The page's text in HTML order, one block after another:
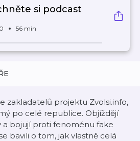
si podcast
56 min
zakladatelů projektu Zvolsi.info,
po celé republice. Objíždějí
a bojují proti fenoménu fake
bavili o tom, jak vlastně celá